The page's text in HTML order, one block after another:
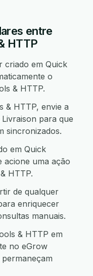
entre
HTTP
em Quick
o
& HTTP.
& HTTP, envie a
para que
sincronizados.
em Quick
acione uma ação
HTTP.
de qualquer
enriquecer
manuais.
& HTTP em
no eGrow